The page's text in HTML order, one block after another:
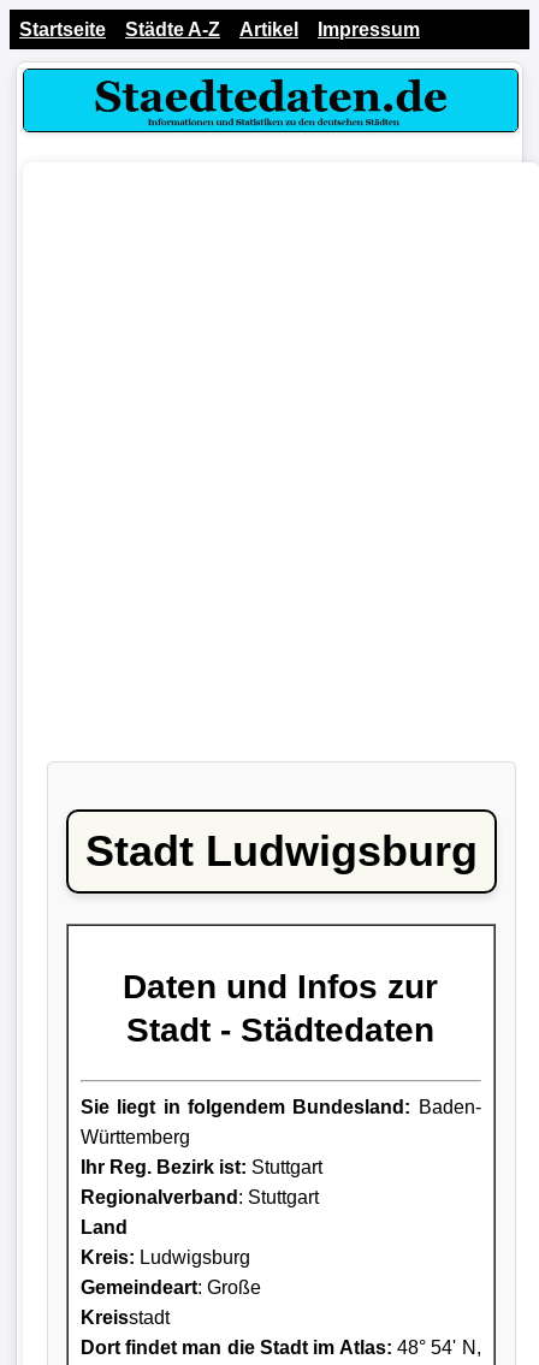
Startseite Städte A-Z Artikel Impressum
Stadt Ludwigsburg
Daten und Infos zur
Stadt - Städtedaten
Sie liegt in folgendem Bundesland: Baden-
Württemberg
Ihr Reg. Bezirk ist: Stuttgart
Regionalverband : Stuttgart
Land
Kreis: Ludwigsburg
Gemeindeart: Große
Kreisstadt
Dort findet man die Stadt im Atlas: 48° 54' N,